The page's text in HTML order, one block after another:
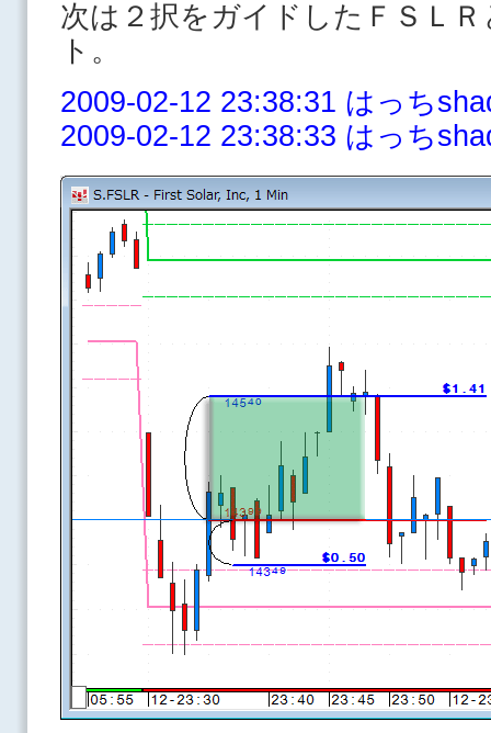
次は２択をガイドしたＦＳＬ
ト。
2009-02-12 23:38:31 はっち
2009-02-12 23:38:33 はっち